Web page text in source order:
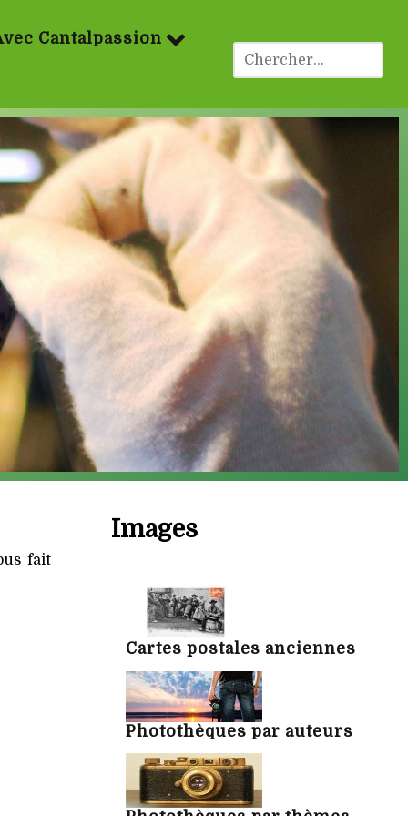
Cantalpassion
fait
Images
Cartes postales anciennes
Photothèques par auteurs